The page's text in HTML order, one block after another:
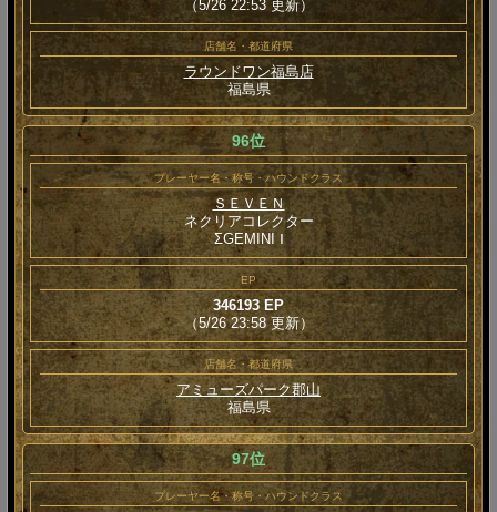
（5/26 22:53 更新）
店舗名・都道府県
ラウンドワン福島店
福島県
96位
プレーヤー名・称号・ハウンドクラス
ＳＥＶＥＮ
ネクリアコレクター
ΣGEMINI Ⅰ
EP
346193 EP
（5/26 23:58 更新）
店舗名・都道府県
アミューズパーク郡山
福島県
97位
プレーヤー名・称号・ハウンドクラス